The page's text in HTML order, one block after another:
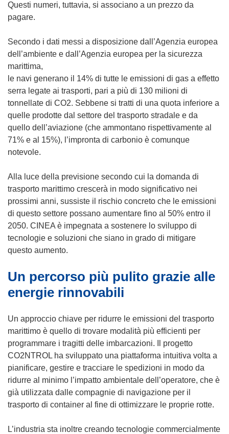
Questi numeri, tuttavia, si associano a un prezzo da
pagare.
Secondo i dati messi a disposizione dall’Agenzia europea
dell’ambiente e dall’Agenzia europea per la sicurezza
marittima,
le navi generano il 14% di tutte le emissioni di gas a effetto
serra legate ai trasporti, pari a più di 130 milioni di
tonnellate di CO2. Sebbene si tratti di una quota inferiore a
quelle prodotte dal settore del trasporto stradale e da
quello dell’aviazione (che ammontano rispettivamente al
71% e al 15%), l’impronta di carbonio è comunque
notevole.
Alla luce della previsione secondo cui la domanda di
trasporto marittimo crescerà in modo significativo nei
prossimi anni, sussiste il rischio concreto che le emissioni
di questo settore possano aumentare fino al 50% entro il
2050. CINEA è impegnata a sostenere lo sviluppo di
tecnologie e soluzioni che siano in grado di mitigare
questo aumento.
Un percorso più pulito grazie alle
energie rinnovabili
Un approccio chiave per ridurre le emissioni del trasporto
marittimo è quello di trovare modalità più efficienti per
programmare i tragitti delle imbarcazioni. Il progetto
CO2NTROL ha sviluppato una piattaforma intuitiva volta a
pianificare, gestire e tracciare le spedizioni in modo da
ridurre al minimo l’impatto ambientale dell’operatore, che è
già utilizzata dalle compagnie di navigazione per il
trasporto di container al fine di ottimizzare le proprie rotte.
L’industria sta inoltre creando tecnologie commercialmente